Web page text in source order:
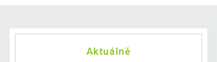
Aktuálně